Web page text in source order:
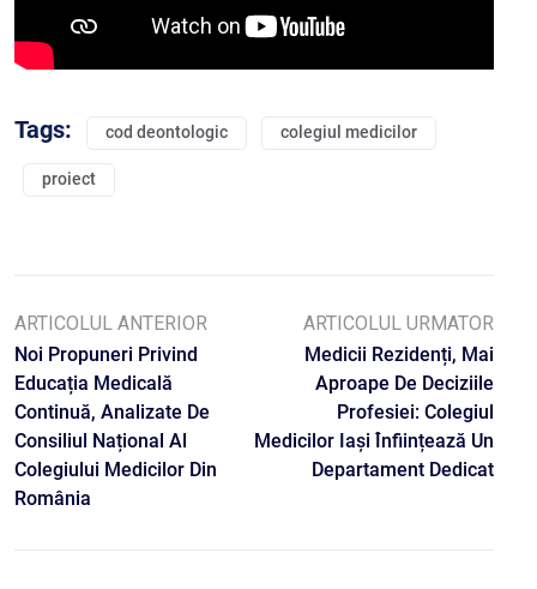
Tags: cod deontologic colegiul medicilor
proiect
ARTICOLUL ANTERIOR
Noi Propuneri Privind
Educația Medicală
Continuă, Analizate De
Consiliul Național Al
Colegiului Medicilor Din
România
ARTICOLUL URMATOR
Medicii Rezidenți, Mai
Aproape De Deciziile
Profesiei: Colegiul
Medicilor Iași Înființează Un
Departament Dedicat